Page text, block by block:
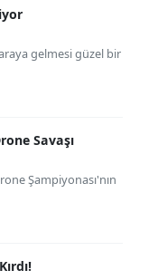
gelmesi güzel bir
Savaşı
Şampiyonası'nın